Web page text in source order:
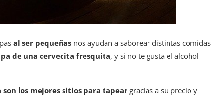
al ser pequeñas nos ayudan a saborear distintas comidas
de una cervecita fresquita, y si no te gusta el alcohol
son los mejores sitios para tapear gracias a su precio y